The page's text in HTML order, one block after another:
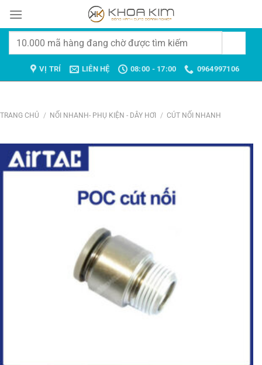
đến
Tìm
VỊ TRÍ LIÊN HỆ 08:00 - 17:00 0964997106
TRANG CHỦ / NỐI NHANH- PHỤ KIỆN - DÂY HƠI / CÚT NỐI NHANH